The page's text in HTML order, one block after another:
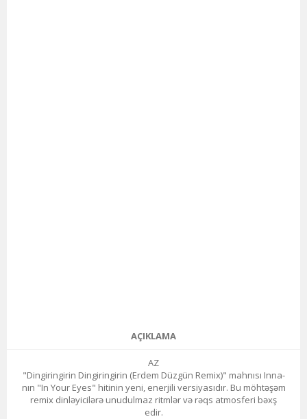
AÇIKLAMA
AZ
"Dingiringirin Dingiringirin (Erdem Düzgün Remix)" mahnısı Inna-
nın "In Your Eyes" hitinin yeni, enerjili versiyasıdır. Bu möhtəşəm
remix dinləyicilərə unudulmaz ritmlər və rəqs atmosferi bəxş
edir.